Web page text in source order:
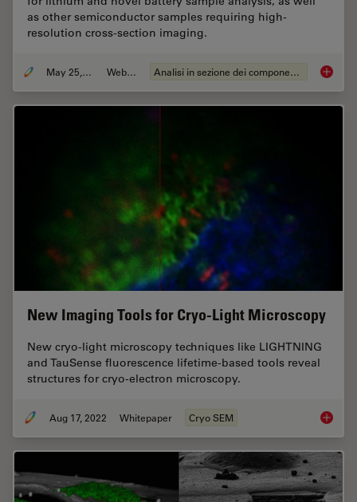
as other semiconductor samples requiring high-
resolution cross-section imaging.
May 25, 2023 Webinar: Analisi in sezione dei componenti elettronici How to
New Imaging Tools for Cryo-Light Microscopy
New cryo-light microscopy techniques like LIGHTNING
and TauSense fluorescence lifetime-based tools reveal
structures for cryo-electron microscopy.
Aug 17, 2022 Whitepaper Cryo SEM New